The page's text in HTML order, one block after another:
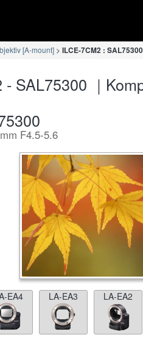
[A-mount] ILCE-7CM2 :
- SAL75300 ｜
F4.5-5.6
EA4 LA-EA3 LA-EA2